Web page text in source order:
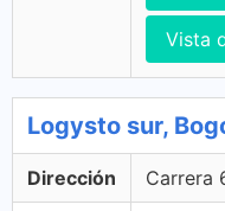
Vista
Logysto sur,
Dirección Carrera